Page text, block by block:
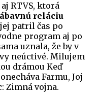
RTVS, ktorá
reláciu
patril čas po
program aj po
uznala, že by v
neúctivé. Milujem
drámou Keď
Farmu, Joj
Zimná vojna.